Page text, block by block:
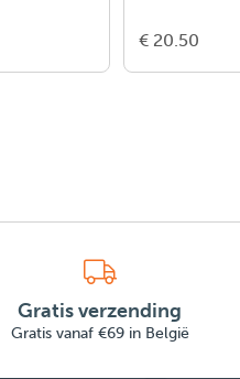
€ 20.50
Gratis verzending
Gratis vanaf €69 in België